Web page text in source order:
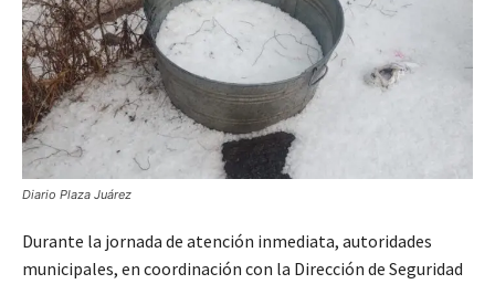
Diario Plaza Juárez
Durante la jornada de atención inmediata, autoridades
municipales, en coordinación con la Dirección de Seguridad